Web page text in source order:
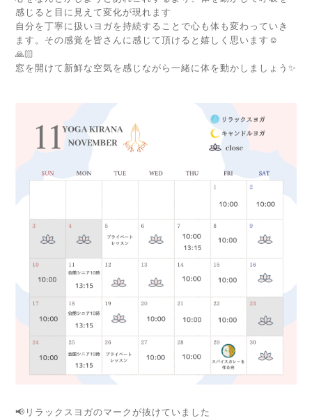
感じると目に見えて変化が現れます
自分を丁寧に扱いヨガを持続することで心も体も変わっていき
ます。その感覚を皆さんに感じて頂けると嬉しく思います☺️
🙏🏻
窓を開けて新鮮な空気を感じながら一緒に体を動かしましょう✨
📢リラックスヨガのマークが抜けていました